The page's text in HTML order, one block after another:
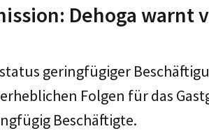
Dehoga warnt
geringfügiger
Folgen für das
Beschäftigte.